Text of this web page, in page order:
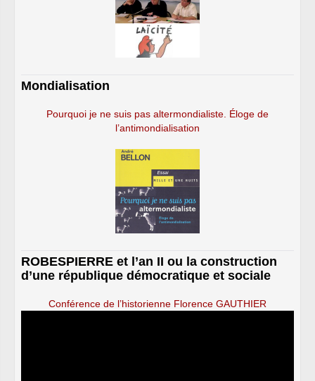
Mondialisation
Pourquoi je ne suis pas altermondialiste. Éloge de
l’antimondialisation
ROBESPIERRE et l’an II ou la construction
d’une république démocratique et sociale
Conférence de l’historienne Florence GAUTHIER